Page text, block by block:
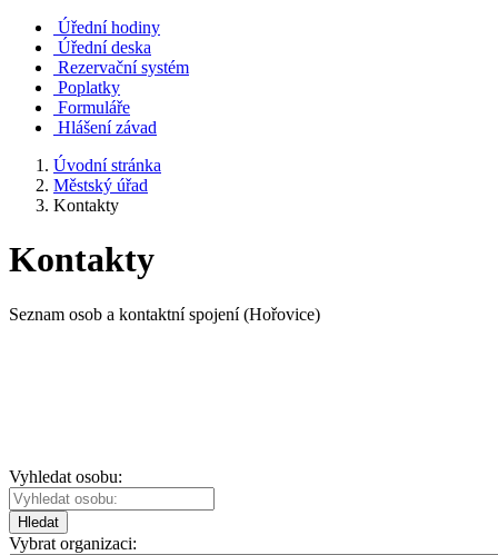
Úřední hodiny
Úřední deska
Rezervační systém
Poplatky
Formuláře
Hlášení závad
Úvodní stránka
Městský úřad
Kontakty
Kontakty
Seznam osob a kontaktní spojení (Hořovice)
Vyhledat osobu:
Hledat
Vybrat organizaci: